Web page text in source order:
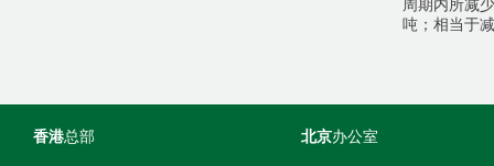
周期内所减
吨；相当于
香港总部 北京办公室